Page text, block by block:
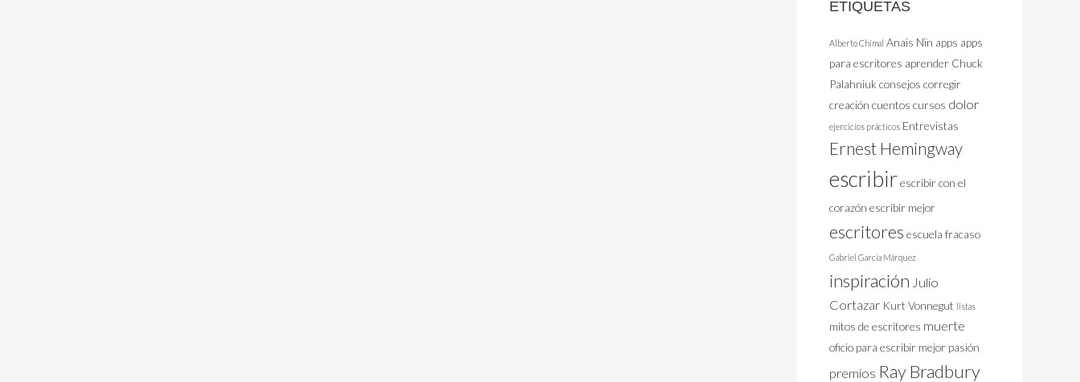
ETIQUETAS
Alberto Chimal Anais Nïn apps apps
para escritores aprender Chuck
Palahniukconsejos corregir
creación cuentos cursos dolor
ejercicios prácticos Entrevistas
Ernest Hemingway
escribirescribir con el
corazón escribir mejor
escritores escuela fracaso
Gabriel García Márquez
inspiración Julio
Cortazar Kurt Vonnegut listas
mitos de escritores muerte
oficio para escribir mejor pasión
premios Ray Bradbury